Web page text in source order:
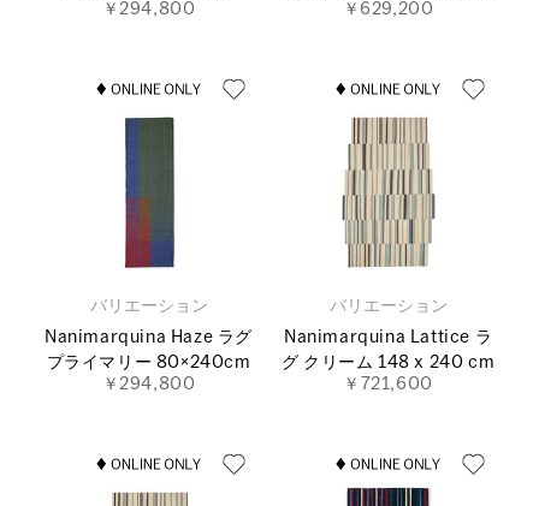
￥294,800
￥629,200
バリエーション
Nanimarquina Haze ラグ
プライマリー 80×240cm
￥294,800
バリエーション
Nanimarquina Lattice ラ
グ クリーム 148 x 240 cm
￥721,600